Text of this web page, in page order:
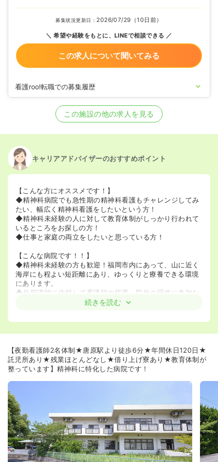
募集状況更新日： 2026/07/29（10日前）
希望や経験をもとに、LINEで相談できる
この求人について聞いてみる
看護roo!転職での募集履歴
正看護師の募集を休止
正看護師の募集を開始
2022/01/21正看護師の募集を開始
この施設の他の求人を見る
キャリアアドバイザーのおすすめポイント
【こんな方にオススメです！】
◆精神科病院でも急性期の精神科看護もチャレンジしてみ
たい、幅広く精神科看護をしたいという方！
◆精神科未経験の人に対して教育体制がしっかり行われて
いるところをお探しの方！
◆仕事と家庭の両立をしたいと思っている方！
【こんな病院です！！】
◆精神科未経験の方も歓迎！福岡市内にあって、山に近く
海岸にも程よい短距離にあり、ゆっくりと療養できる環境
にあります。
◆外部講師に依頼して看護師の指導、院外の研修に参加な
ど様々な研修が用意されております。精神科看護のスキル
オススメの環境です！
◆院内はアットホームで、とても温かい雰囲気で働きやす
さはイチオシです。また社員旅行などの楽しいイベントが
◆定時に帰ろうという雰囲気で、病棟もゆったりとした雰
【ママさんナースにオススメ】
◆産休育休取得実績多数で、職場復帰される方が多いです
♪
◆復帰後は日勤帯の勤務や、夜勤回数を減らしての勤務等
相談に乗れます♪
◆院内託児所を完備しており、ママさんナースの活躍をし
続きを読む
【夜勤看護師2名体制★唐原駅より徒歩6分★年間休日120日★
託児所あり★残業ほとんどなし★借り上げ寮あり★教育体制が
整っています】精神科に特化した病院です！